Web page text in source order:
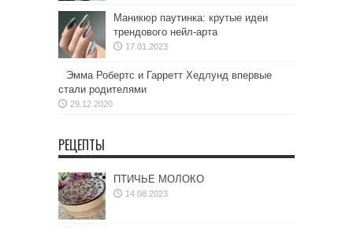
Маникюр паутинка: крутые идеи
трендового нейл-арта
17.01.2023
Эмма Робертс и Гарретт Хедлунд впервые
стали родителями
29.12.2020
РЕЦЕПТЫ
ПТИЧЬЕ МОЛОКО
14.08.2023